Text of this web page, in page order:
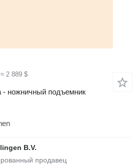
≈ 2 889 $
- ножничный подъемник
B.V.